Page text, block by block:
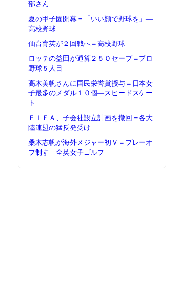
部さん
夏の甲子園開幕＝「いい顔で野球を」―
高校野球
仙台育英が２回戦へ＝高校野球
ロッテの益田が通算２５０セーブ＝プロ
野球５人目
高木美帆さんに国民栄誉賞授与＝日本女
子最多のメダル１０個―スピードスケー
ト
ＦＩＦＡ、子会社設立計画を撤回＝各大
陸連盟の猛反発受け
桑木志帆が海外メジャー初Ｖ＝プレーオ
フ制す―全英女子ゴルフ